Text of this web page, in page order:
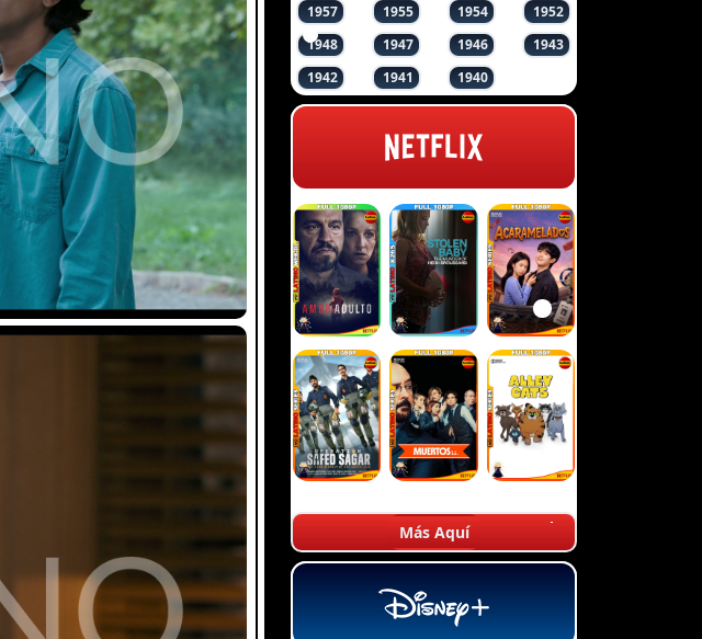
1957
1955 1954
1952
1948
1947 1946
1943
1942
1941 1940
Más Aquí